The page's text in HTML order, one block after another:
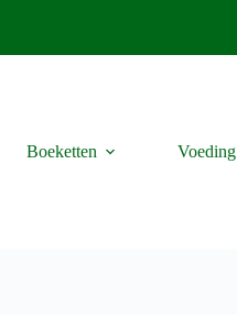
Boeketten Voeding